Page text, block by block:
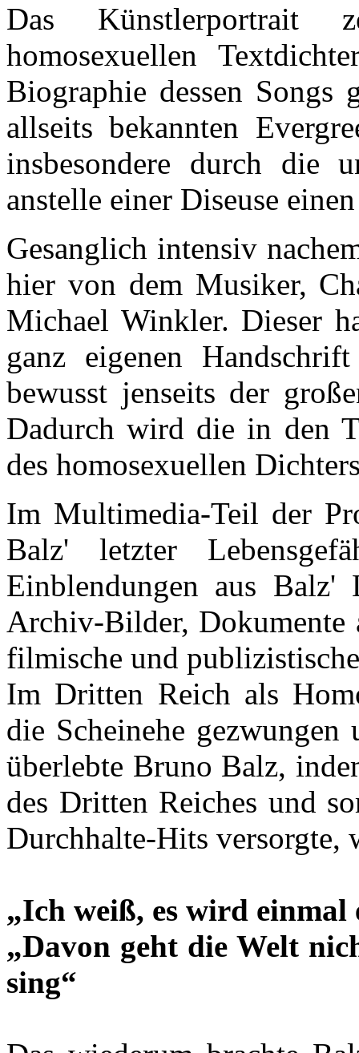
Das Künstlerportrait
homosexuellen
Biographie dessen Songs
allseits bekannten
insbesondere durch die
anstelle einer Diseuse
Gesanglich intensiv
hier von dem Musiker,
Michael Winkler. Dieser
ganz eigenen
bewusst jenseits der
Dadurch wird die in den
des homosexuellen
Im Multimedia-Teil der
Balz' letzter
Einblendungen aus Balz'
Archiv-Bilder, Dokumente
filmische und
Im Dritten Reich als
die Scheinehe
überlebte Bruno Balz,
des Dritten Reiches und
Durchhalte-Hits versorgte,
„Ich weiß, es wird einmal
„Davon geht die Welt
sing“